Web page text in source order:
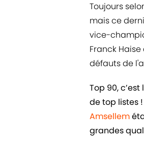
Toujours
mais ce
vice-
Franck
défauts de
Top 90,
de top listes
Amsellem
grandes